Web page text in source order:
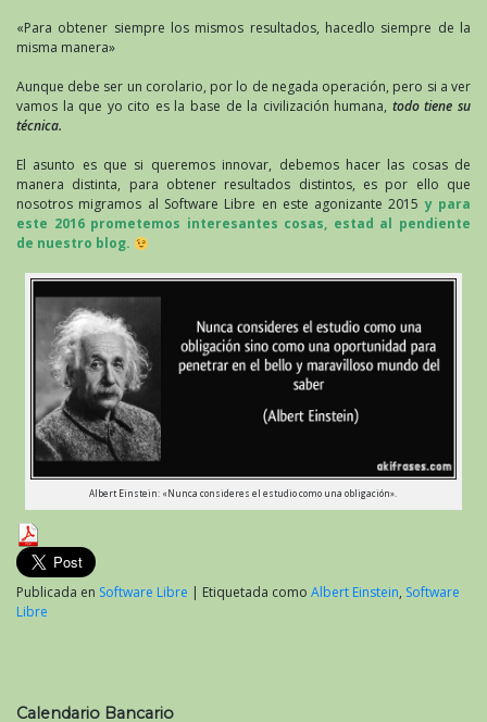
«Para obtener siempre los mismos resultados, hacedlo siempre de la
misma manera»
Aunque debe ser un corolario, por lo de negada operación, pero si a ver
vamos la que yo cito es la base de la civilización humana, todo tiene su
técnica.
El asunto es que si queremos innovar, debemos hacer las cosas de
manera distinta, para obtener resultados distintos, es por ello que
nosotros migramos al Software Libre en este agonizante 2015y para
este 2016 prometemos interesantes cosas, estad al pendiente
de nuestro blog.
Albert Einstein: «Nunca consideres el estudio como una obligación».
Publicada en Software Libre | Etiquetada como Albert Einstein, Software
Libre
Calendario Bancario